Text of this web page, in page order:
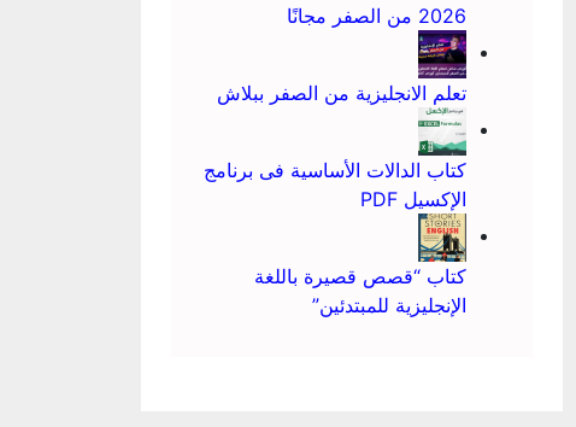
2026 من الصفر مجانًا
تعلم الانجليزية من الصفر ببلاش
كتاب الدالات الأساسية فى برنامج
الإكسيل PDF
كتاب “قصص قصيرة باللغة
الإنجليزية للمبتدئين”